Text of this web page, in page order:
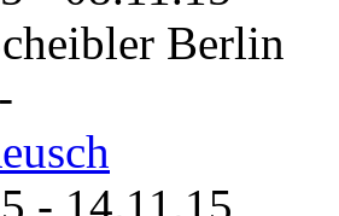
Berlin
- 14.11.15